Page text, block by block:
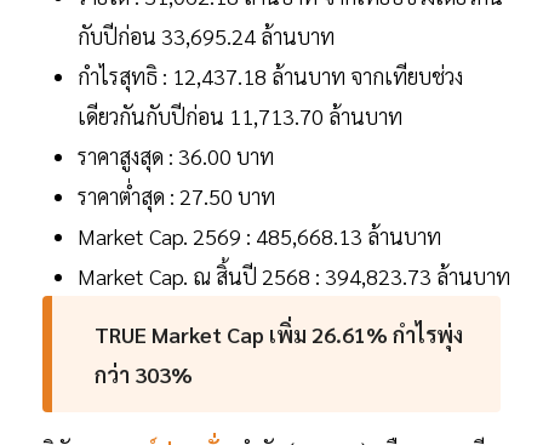
กับปีก่อน 33,695.24 ล้านบาท
กำไรสุทธิ : 12,437.18 ล้านบาท จากเทียบช่วง
เดียวกันกับปีก่อน 11,713.70 ล้านบาท
ราคาสูงสุด : 36.00 บาท
ราคาต่ำสุด : 27.50 บาท
Market Cap. 2569 : 485,668.13 ล้านบาท
Market Cap. ณ สิ้นปี 2568 : 394,823.73 ล้านบาท
TRUE Market Cap เพิ่ม 26.61% กำไรพุ่ง
กว่า 303%